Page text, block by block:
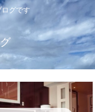
グです